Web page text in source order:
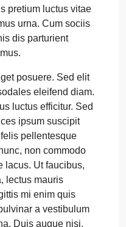
pretium luctus vitae
urna. Cum sociis
dis parturient
posuere. Sed elit
eleifend diam.
luctus efficitur. Sed
ipsum suscipit
pellentesque
non commodo
lacus. Ut faucibus,
lectus mauris
mi enim quis
a vestibulum
Duis augue nisi,